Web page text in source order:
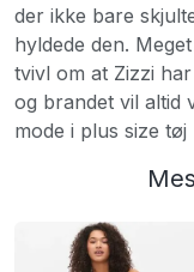
der ikke bare
hyldede den.
tvivl om at Zizzi
og brandet vil altid
mode i plus size tøj